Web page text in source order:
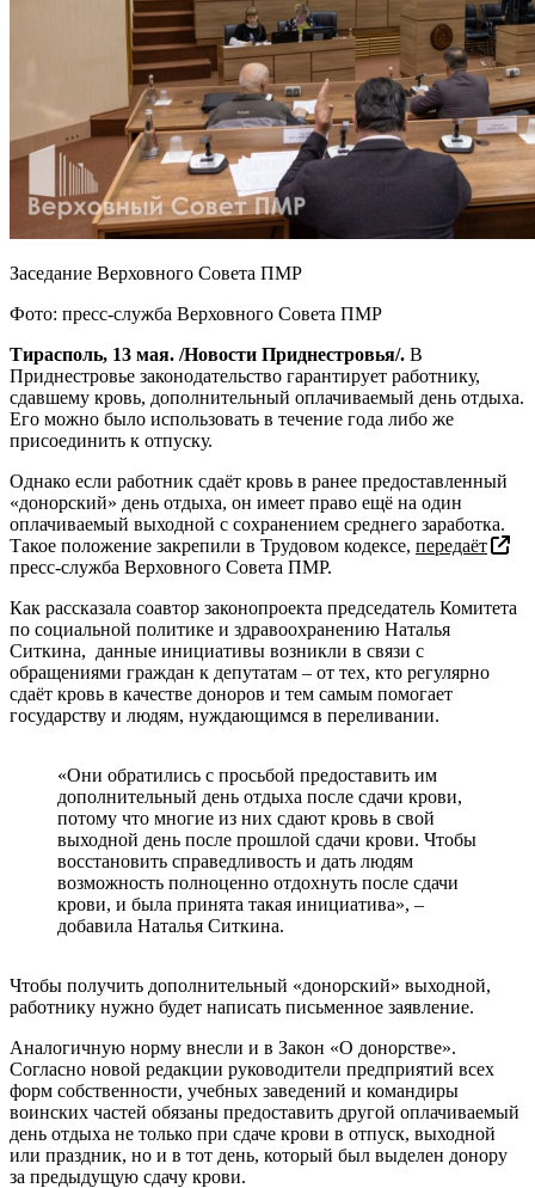
Заседание Верховного Совета ПМР
Фото: пресс-служба Верховного Совета ПМР
Тирасполь, 13 мая. /Новости Приднестровья/. В
Приднестровье законодательство гарантирует работнику,
сдавшему кровь, дополнительный оплачиваемый день отдыха.
Его можно было использовать в течение года либо же
присоединить к отпуску.
Однако если работник сдаёт кровь в ранее предоставленный
«донорский» день отдыха, он имеет право ещё на один
оплачиваемый выходной с сохранением среднего заработка.
Такое положение закрепили в Трудовом кодексе, передаёт
пресс-служба Верховного Совета ПМР.
Как рассказала соавтор законопроекта председатель Комитета
по социальной политике и здравоохранению Наталья
Ситкина, данные инициативы возникли в связи с
обращениями граждан к депутатам – от тех, кто регулярно
сдаёт кровь в качестве доноров и тем самым помогает
государству и людям, нуждающимся в переливании.
«Они обратились с просьбой предоставить им
дополнительный день отдыха после сдачи крови,
потому что многие из них сдают кровь в свой
выходной день после прошлой сдачи крови. Чтобы
восстановить справедливость и дать людям
возможность полноценно отдохнуть после сдачи
крови, и была принята такая инициатива», –
добавила Наталья Ситкина.
Чтобы получить дополнительный «донорский» выходной,
работнику нужно будет написать письменное заявление.
Аналогичную норму внесли и в Закон «О донорстве».
Согласно новой редакции руководители предприятий всех
форм собственности, учебных заведений и командиры
воинских частей обязаны предоставить другой оплачиваемый
день отдыха не только при сдаче крови в отпуск, выходной
или праздник, но и в тот день, который был выделен донору
за предыдущую сдачу крови.